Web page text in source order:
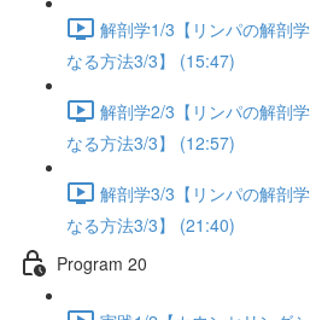
解剖学1/3【リンパの解剖
なる方法3/3】 (15:47)
解剖学2/3【リンパの解剖
なる方法3/3】 (12:57)
解剖学3/3【リンパの解剖
なる方法3/3】 (21:40)
Program 20